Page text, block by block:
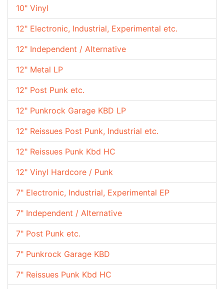
10" Vinyl
12" Electronic, Industrial, Experimental etc.
12" Independent / Alternative
12" Metal LP
12" Post Punk etc.
12" Punkrock Garage KBD LP
12" Reissues Post Punk, Industrial etc.
12" Reissues Punk Kbd HC
12" Vinyl Hardcore / Punk
7" Electronic, Industrial, Experimental EP
7" Independent / Alternative
7" Post Punk etc.
7" Punkrock Garage KBD
7" Reissues Punk Kbd HC